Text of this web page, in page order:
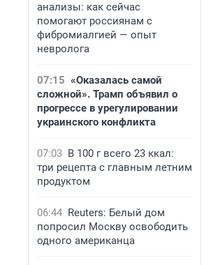
анализы: как сейчас
помогают россиянам с
фибромиалгией — опыт
невролога
07:15 «Оказалась самой
сложной». Трамп объявил о
прогрессе в урегулировании
украинского конфликта
07:03 В 100 г всего 23 ккал:
три рецепта с главным летним
продуктом
06:44 Reuters: Белый дом
попросил Москву освободить
одного американца